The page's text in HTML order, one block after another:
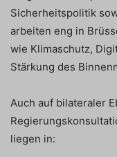
Sicherheitspolitik
arbeiten eng in
wie Klimaschutz,
Stärkung des
Auch auf bilateraler
liegen in: